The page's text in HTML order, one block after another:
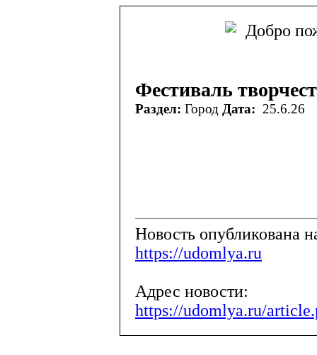
Фестиваль
Раздел: Город Дата: 25.6.26
Новость опубликована
https://udomlya.ru
Адрес новости:
https://udomlya.ru/